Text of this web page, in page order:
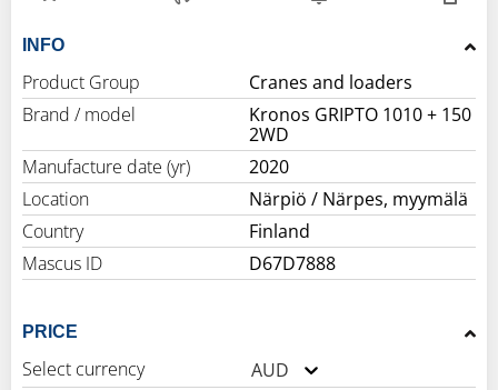
INFO
Product Group
Cranes and loaders
Brand / model
Kronos GRIPTO 1010 + 150
2WD
Manufacture date (yr)
2020
Location
Närpiö / Närpes, myymälä
Country
Finland
Mascus ID
D67D7888
PRICE
Select currency
AUD